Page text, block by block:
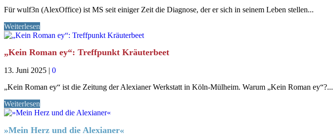
Für wulf3n (AlexOffice) ist MS seit einiger Zeit die Diagnose, der er sich in seinem Leben stellen...
Weiterlesen
„Kein Roman ey“: Treffpunkt Kräuterbeet
13. Juni 2025
0
„Kein Roman ey“ ist die Zeitung der Alexianer Werkstatt in Köln-Mülheim. Warum „Kein Roman ey“?...
Weiterlesen
»Mein Herz und die Alexianer«